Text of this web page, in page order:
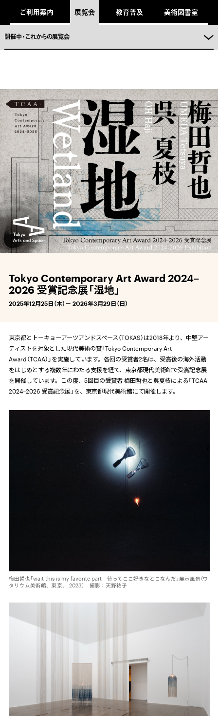
ご利用案内 展覧会 教育普及 美術図書室
開催中・これからの展覧会
Tokyo Contemporary Art Award 2024–
2026 受賞記念展「湿地」
2025年12月25日（木）－ 2026年3月29日（日）
東京都とトーキョーアーツアンドスペース（TOKAS）は2018年より、中堅アー
ティストを対象とした現代美術の賞「Tokyo Contemporary Art
Award （TCAA）」を実施しています。各回の受賞者2名は、受賞後の海外活動
をはじめとする複数年にわたる支援を経て、東京都現代美術館で受賞記念展
を開催しています。この度、 5回目の受賞者 梅田哲也と呉夏枝による「TCAA
2024–2026 受賞記念展」を、東京都現代美術館にて開催します。
梅田哲也「wait this is my favorite part 待ってここ好きなとこなんだ」展示風景（ワ
タリウム美術館、東京、 2023） 撮影：天野祐子